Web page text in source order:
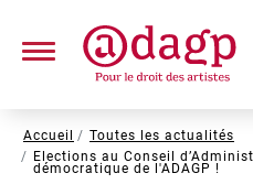
contenu
Fil
d'Ariane
Accueil
Toutes les actualités
Elections au Conseil
démocratique de l'ADAGP !